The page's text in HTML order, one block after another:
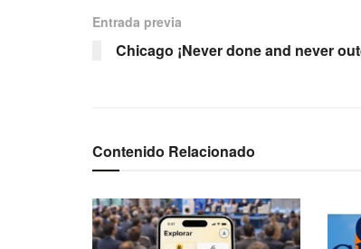
Entrada previa
Chicago ¡Never done and never
Contenido Relacionado